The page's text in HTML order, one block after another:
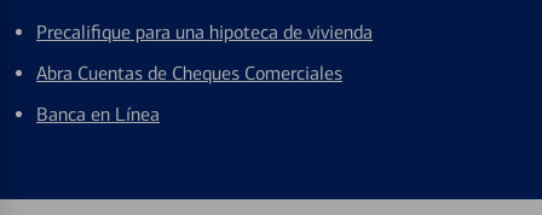
Precalifique para una hipoteca de vivienda
Abra Cuentas de Cheques Comerciales
Banca en Línea